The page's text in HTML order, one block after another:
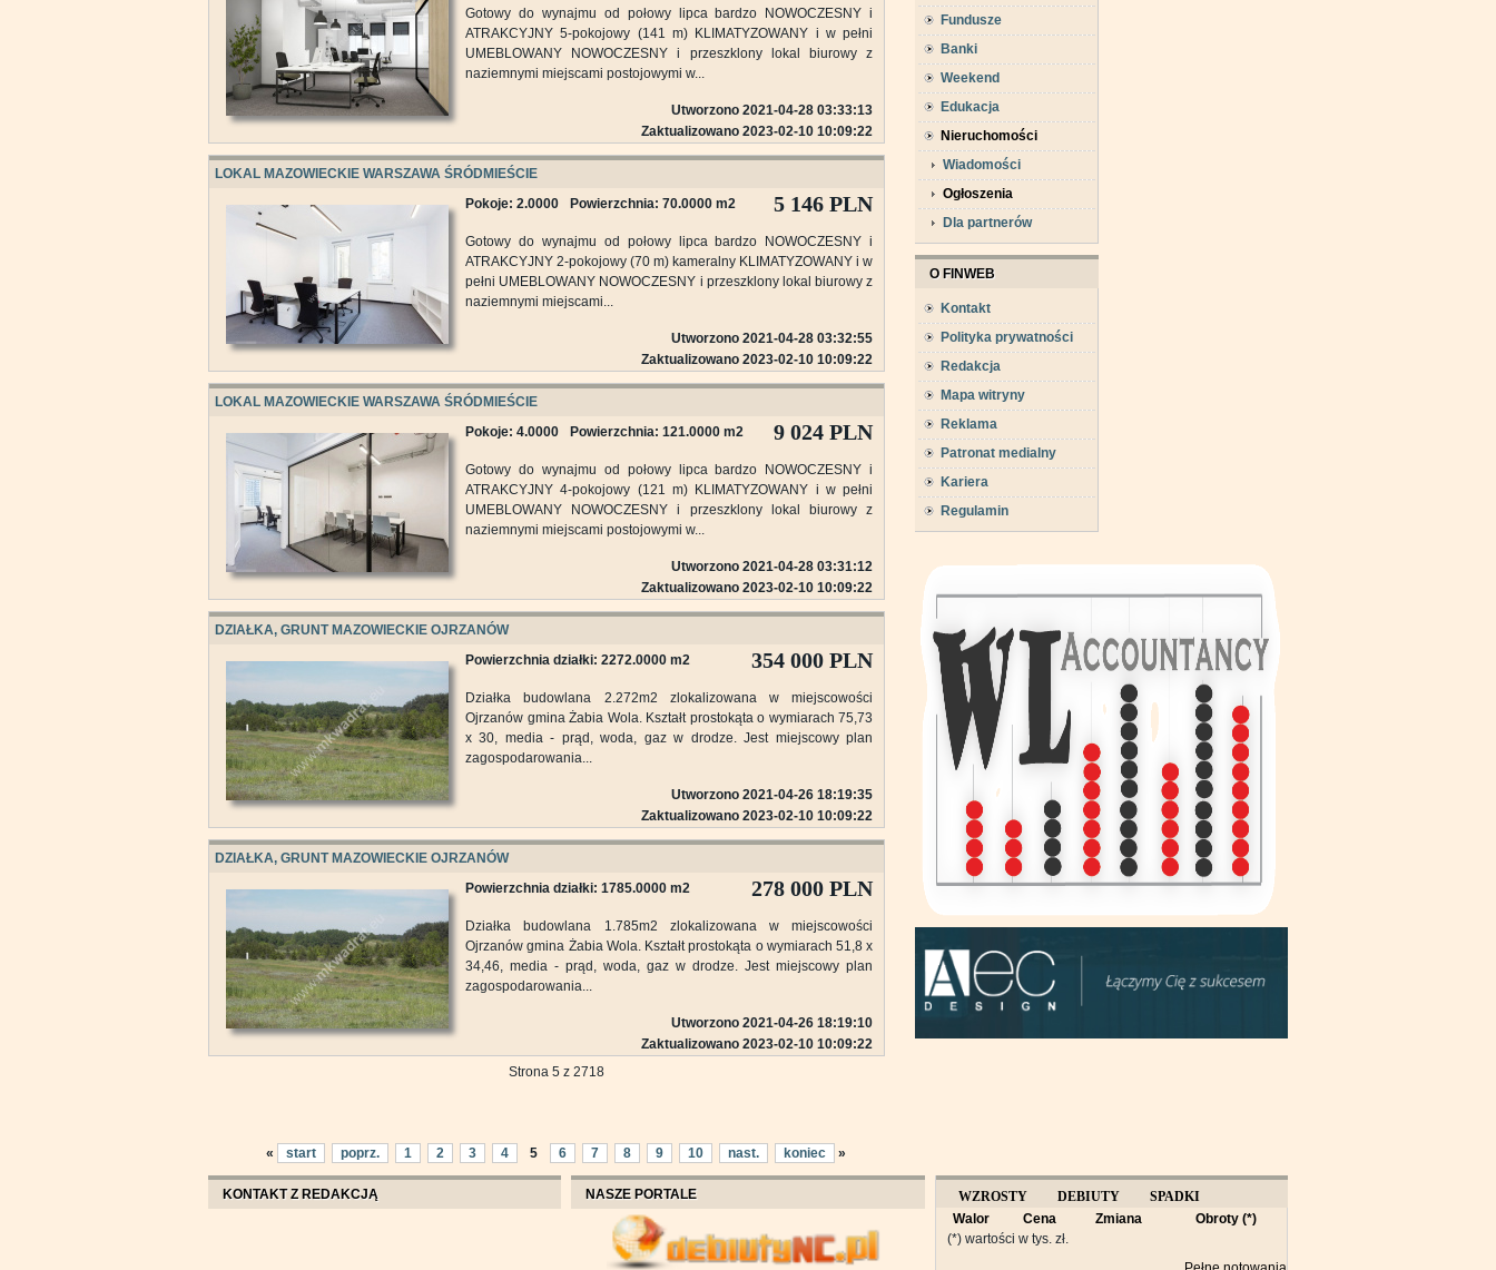
Gotowy do wynajmu od połowy lipca bardzo NOWOCZESNY i
ATRAKCYJNY 5-pokojowy (141 m) KLIMATYZOWANY i w pełni
UMEBLOWANY NOWOCZESNY i przeszklony lokal biurowy z
naziemnymi miejscami postojowymi w...
Utworzono 2021-04-28 03:33:13
Zaktualizowano 2023-02-10 10:09:22
LOKAL MAZOWIECKIE WARSZAWA ŚRÓDMIEŚCIE
Pokoje: 2.0000
Powierzchnia: 70.0000 m2 5 146 PLN
Gotowy do wynajmu od połowy lipca bardzo NOWOCZESNY i
ATRAKCYJNY 2-pokojowy (70 m) kameralny KLIMATYZOWANY i w
pełni UMEBLOWANY NOWOCZESNY i przeszklony lokal biurowy z
naziemnymi miejscami...
Utworzono 2021-04-28 03:32:55
Zaktualizowano 2023-02-10 10:09:22
LOKAL MAZOWIECKIE WARSZAWA ŚRÓDMIEŚCIE
Pokoje: 4.0000
Powierzchnia: 121.0000 m2 9 024 PLN
Gotowy do wynajmu od połowy lipca bardzo NOWOCZESNY i
ATRAKCYJNY 4-pokojowy (121 m) KLIMATYZOWANY i w pełni
UMEBLOWANY NOWOCZESNY i przeszklony lokal biurowy z
naziemnymi miejscami postojowymi w...
Utworzono 2021-04-28 03:31:12
Zaktualizowano 2023-02-10 10:09:22
DZIAŁKA, GRUNT MAZOWIECKIE OJRZANÓW
Powierzchnia działki: 2272.0000 m2
354 000 PLN
Działka budowlana 2.272m2 zlokalizowana w miejscowości
Ojrzanów gmina Żabia Wola. Kształt prostokąta o wymiarach 75,73
x 30, media - prąd, woda, gaz w drodze. Jest miejscowy plan
zagospodarowania...
Utworzono 2021-04-26 18:19:35
Zaktualizowano 2023-02-10 10:09:22
DZIAŁKA, GRUNT MAZOWIECKIE OJRZANÓW
Powierzchnia działki: 1785.0000 m2
278 000 PLN
Działka budowlana 1.785m2 zlokalizowana w miejscowości
Ojrzanów gmina Żabia Wola. Kształt prostokąta o wymiarach 51,8 x
34,46, media - prąd, woda, gaz w drodze. Jest miejscowy plan
zagospodarowania...
Utworzono 2021-04-26 18:19:10
Zaktualizowano 2023-02-10 10:09:22
Strona 5 z 2718
« start poprz. 1 2 3 4 5 6 7 8 9 10 nast. koniec »
Fundusze
Banki
Weekend
Edukacja
Nieruchomości
Wiadomości
Ogłoszenia
Dla partnerów
O FINWEB
Kontakt
Polityka prywatności
Redakcja
Mapa witryny
Reklama
Patronat medialny
Kariera
Regulamin
KONTAKT Z REDAKCJĄ NASZE PORTALE WZROSTY DEBIUTY
SPADKI
OBROTY
Walor Cena Zmiana
Obroty (*)
(*) wartości w tys. zł.